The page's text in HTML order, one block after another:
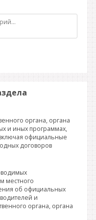
органа, органа
и иных программах,
официальные
договоров
местного
об официальных
и
органа, органа